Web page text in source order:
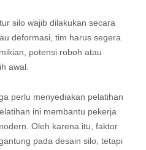
silo wajib dilakukan secara
deformasi, tim harus segera
potensi roboh atau
awal.
perlu menyediakan pelatihan
ini membantu pekerja
Oleh karena itu, faktor
pada desain silo, tetapi